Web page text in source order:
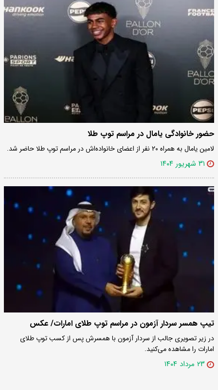
حضور خانوادگی یامال در مراسم توپ طلا
لامین یامال به همراه ۲۰ نفر از اعضای خانواده‌اش در مراسم توپ طلا حاضر شد.
۳۱ شهریور ۱۴۰۴
تیپ همسر سردار آزمون در مراسم توپ طلای امارات/ عکس
در زیر تصویری جالب از سردار آزمون با همسرش پس از کسب توپ طلای
امارات را مشاهده می‌کنید.
۲۳ مرداد ۱۴۰۴